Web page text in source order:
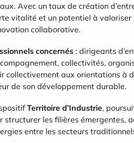
Avec un taux de création
vitalité et un potentiel à
collaborative.
concernés : dirigeants
collectivités,
collectivement aux orientations à
de son développement durable.
Territoire d’Industrie,
les filières émergentes,
entre les secteurs